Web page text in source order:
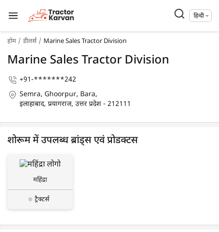
हिन्दी
होम डीलर्स Marine Sales Tractor Division
Marine Sales Tractor Division
+91-*******242
Semra, Ghoorpur, Bara,
इलाहाबाद, प्रयागराज, उत्तर प्रदेश - 212111
शोरूम में उपलब्ध ब्रांड्स एवं प्रोडक्टस
महिंद्रा
ट्रैक्टर्स